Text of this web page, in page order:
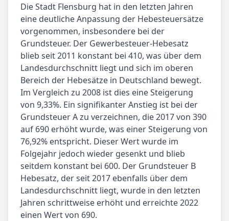
Die Stadt Flensburg hat in den letzten Jahren
eine deutliche Anpassung der Hebesteuersätze
vorgenommen, insbesondere bei der
Grundsteuer. Der Gewerbesteuer-Hebesatz
blieb seit 2011 konstant bei 410, was über dem
Landesdurchschnitt liegt und sich im oberen
Bereich der Hebesätze in Deutschland bewegt.
Im Vergleich zu 2008 ist dies eine Steigerung
von 9,33%. Ein signifikanter Anstieg ist bei der
Grundsteuer A zu verzeichnen, die 2017 von 390
auf 690 erhöht wurde, was einer Steigerung von
76,92% entspricht. Dieser Wert wurde im
Folgejahr jedoch wieder gesenkt und blieb
seitdem konstant bei 600. Der Grundsteuer B
Hebesatz, der seit 2017 ebenfalls über dem
Landesdurchschnitt liegt, wurde in den letzten
Jahren schrittweise erhöht und erreichte 2022
einen Wert von 690.